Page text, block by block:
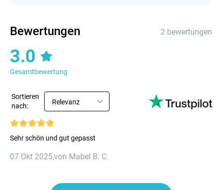
Bewertungen 2 bewertungen
3.0
Gesamtbewertung
Sortieren
nach:
Relevanz
Sehr schön und gut gepasst
07 Okt 2025,von Mabel B. C.